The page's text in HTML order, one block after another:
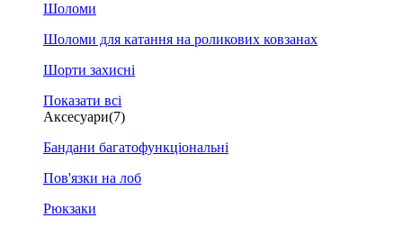
Шоломи
Шоломи для катання на роликових ковзанах
Шорти захисні
Показати всі
Аксесуари(7)
Бандани багатофункціональні
Пов'язки на лоб
Рюкзаки